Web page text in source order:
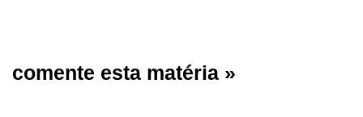
comente esta matéria »